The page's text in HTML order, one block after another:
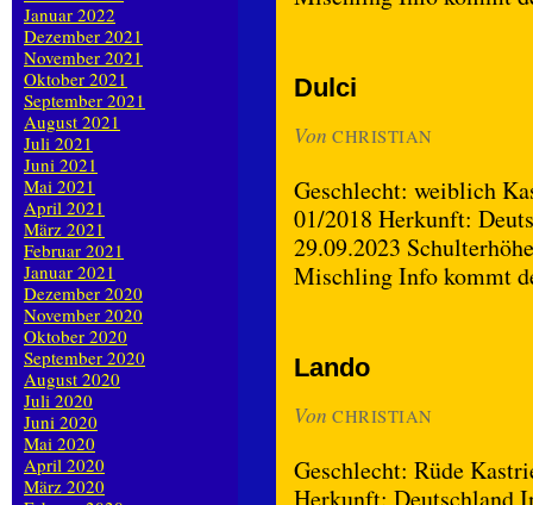
Dulci
Von CHRISTIAN
Geschlecht: weiblich
01/2018 Herkunft:
29.09.2023
Mischling Info kommt
Lando
Von CHRISTIAN
Geschlecht: Rüde
Herkunft: Deutschland
Januar 2022
Dezember 2021
November 2021
Oktober 2021
September 2021
August 2021
Juli 2021
Juni 2021
Mai 2021
April 2021
März 2021
Februar 2021
Januar 2021
Dezember 2020
November 2020
Oktober 2020
September 2020
August 2020
Juli 2020
Juni 2020
Mai 2020
April 2020
März 2020